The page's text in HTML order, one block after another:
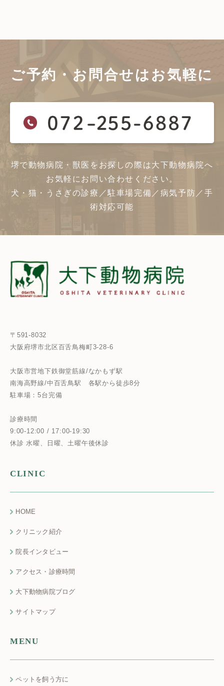
ご予約・お問合せは お気軽に
堺で動物病院・獣医をお探しの際は大下動物病院へ
お気軽にお問い合わせください。
犬・猫・うさぎの診療／駐車場完備／病気予防／手
術対応可能
〒591-8032
大阪府堺市北区百舌鳥梅町3-28-6
大阪市営地下鉄御堂筋線/なかもず駅
南海高野線/中百舌鳥駅 各駅から徒歩8分
駐車場：5台完備
診療時間
9:00-12:00 / 17:00-19:30
休診 水曜、日曜、土曜午後休診
CLINIC
HOME
クリニック紹介
院長インタビュー
アクセス・診療時間
大下動物病院ブログ
サイトマップ
MENU
ペットを飼う方に